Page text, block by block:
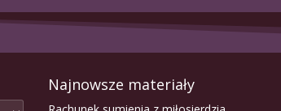
Najnowsze materiały